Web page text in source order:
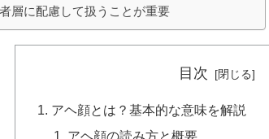
層に配慮して扱うことが重要
目次
アヘ顔とは？基本的な意味を解説
アヘ顔の読み方と概要